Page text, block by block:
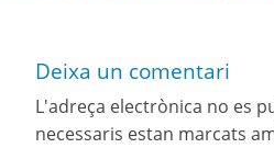
Deixa un comentari
L'adreça electrònica no es
necessaris estan marcats